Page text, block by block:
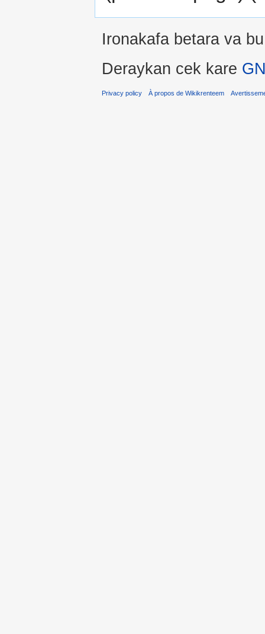
Ironakafa betara va
Deraykan cek kare
Privacy policy À propos de Wikikrenteem